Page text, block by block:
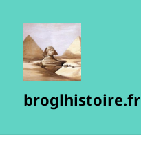
broglhistoire.fr